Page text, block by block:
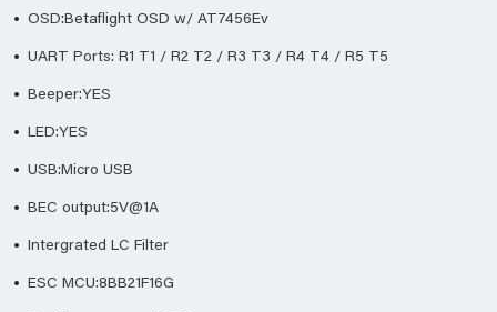
OSD:Betaflight OSD w/ AT7456Ev
UART Ports: R1 T1 / R2 T2 / R3 T3 / R4 T4 / R5 T5
Beeper:YES
LED:YES
USB:Micro USB
BEC output:5V@1A
Intergrated LC Filter
ESC MCU:8BB21F16G